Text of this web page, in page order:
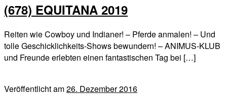
(678) EQUITANA 2019
Reiten wie Cowboy und Indianer! – Pferde anmalen! – Und
tolle Geschicklichkeits-Shows bewundern! – ANIMUS-KLUB
und Freunde erlebten einen fantastischen Tag bei […]
Veröffentlicht am26. Dezember 2016